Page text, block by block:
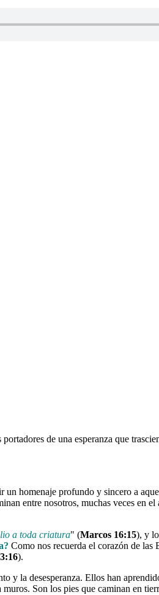
portadores de una esperanza que
homenaje profundo y sincero a
entre nosotros, muchas veces en
a toda criatura" (Marcos 16:15), y
Como nos recuerda el corazón de las
).
y la desesperanza. Ellos han
Son los pies que caminan en